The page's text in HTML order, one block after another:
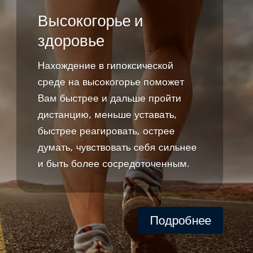
Высокогорье и
здоровье
Нахождение в гипоксической
среде на высокогорье поможет
Вам быстрее и дальше пройти
дистанцию, меньше уставать,
быстрее реагировать, острее
думать, чувствовать себя сильнее
и быть более сосредоточенным.
Подробнее